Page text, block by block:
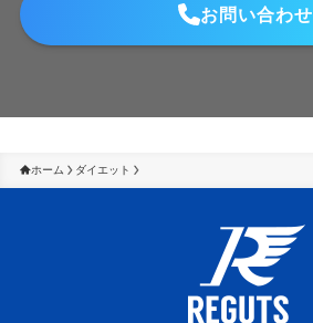
お問い合わせ
ホーム ダイエット